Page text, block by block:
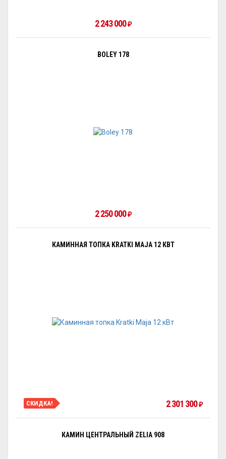
2 243 000₽
BOLEY 178
2 250 000₽
КАМИННАЯ ТОПКА KRATKI MAJA 12 КВТ
СКИДКА! 2 301 300₽
КАМИН ЦЕНТРАЛЬНЫЙ ZELIA 908